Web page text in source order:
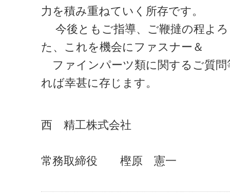
力を積み重ねていく所存です。
今後ともご指導、ご鞭撻の程よ
た、これを機会にファスナー＆
ファインパーツ類に関するご質
れば幸甚に存じます。
西 精工株式会社
常務取締役 樫原 憲一